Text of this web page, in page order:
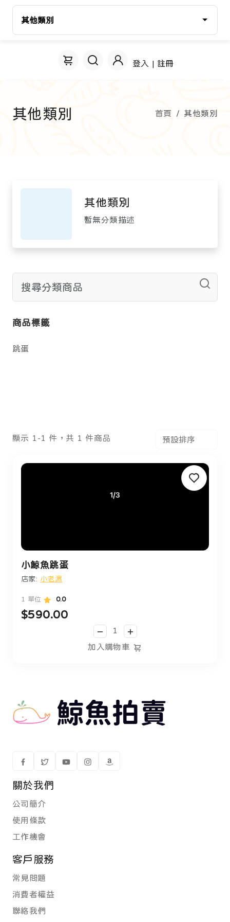
登入 | 註冊
其他類別 首頁 其他類別
其他類別
其他類別
暫無分類描述
商品標籤
跳蛋
顯示 1-1 件，共 1 件商品
小鯨魚跳蛋
店家: 小老濕
1 單位 0.0
$590.00
加入購物車
關於我們
公司簡介
使用條款
工作機會
客戶服務
常見問題
消費者權益
聯絡我們